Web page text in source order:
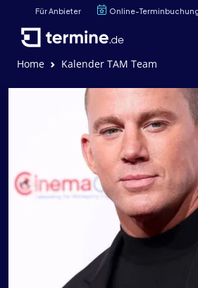
Für Anbieter Online-
Home Kalender TAM Team